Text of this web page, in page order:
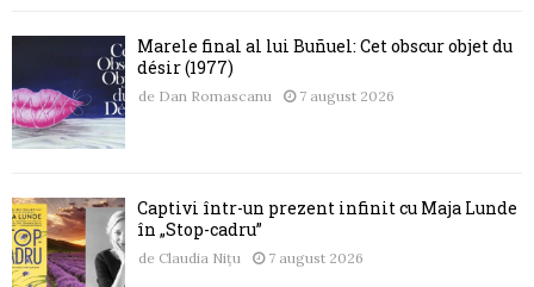
Marele final al lui Buñuel: Cet obscur objet du
désir (1977)
de Dan Romascanu 7 august 2026
Captivi într-un prezent infinit cu Maja Lunde
în „Stop-cadru”
de Claudia Nițu 7 august 2026